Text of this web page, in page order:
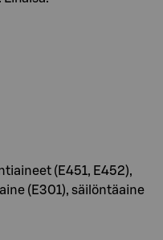
(E451, E452),
(E301), säilöntäaine